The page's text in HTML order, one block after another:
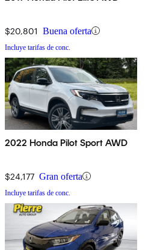
$20,801 Buena oferta
Incluye tarifas de conc.
2022 Honda Pilot Sport AWD
$24,177 Gran oferta
Incluye tarifas de conc.